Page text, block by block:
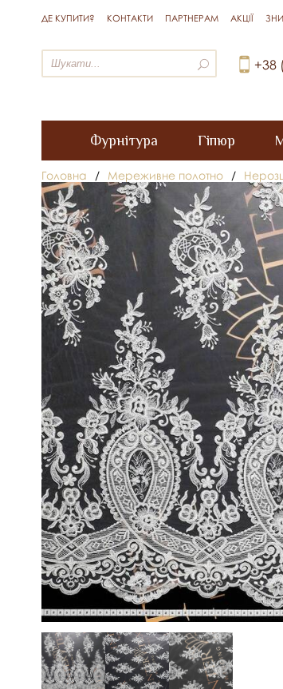
ДЕ КУПИТИ? КОНТАКТИ ПАРТНЕРАМ АКЦІЇ
+38
Фурнітура Гіпюр
Головна / Мереживне полотно /